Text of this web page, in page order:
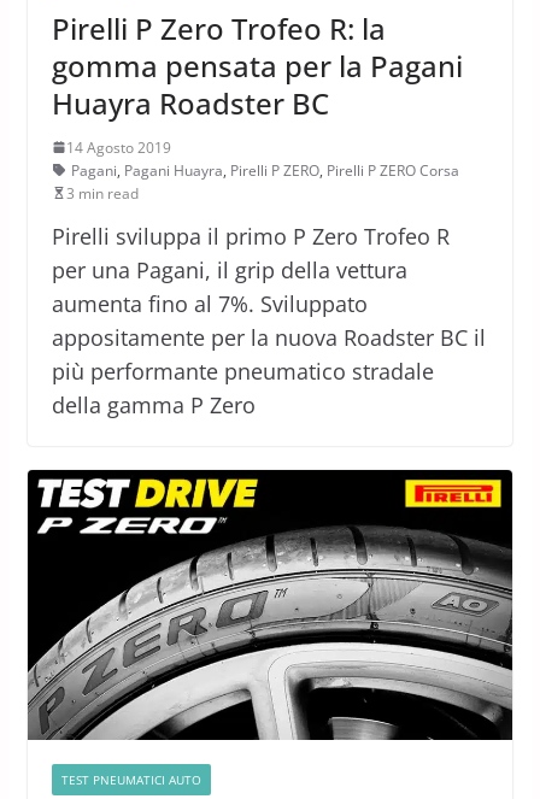
Pirelli P Zero Trofeo R: la
gomma pensata per la Pagani
Huayra Roadster BC
14 Agosto 2019
Pagani, Pagani Huayra, Pirelli P ZERO, Pirelli P ZERO Corsa
3 min read
Pirelli sviluppa il primo P Zero Trofeo R
per una Pagani, il grip della vettura
aumenta fino al 7%. Sviluppato
appositamente per la nuova Roadster BC il
più performante pneumatico stradale
della gamma P Zero
TEST PNEUMATICI AUTO